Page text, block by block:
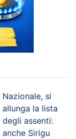
Nazionale, si
allunga la lista
degli assenti:
anche Sirigu